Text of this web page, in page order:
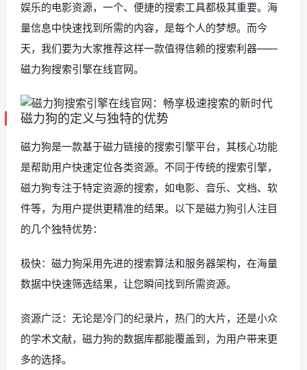
娱乐的电影资源，一个、便捷的搜索工具都极其重要。海
量信息中快速找到所需的内容，是每个人的梦想。而今
天，我们要为大家推荐这样一款值得信赖的搜索利器——
磁力狗搜索引擎在线官网。
磁力狗的定义与独特的优势
磁力狗是一款基于磁力链接的搜索引擎平台，其核心功能
是帮助用户快速定位各类资源。不同于传统的搜索引擎，
磁力狗专注于特定资源的搜索，如电影、音乐、文档、软
件等，为用户提供更精准的结果。以下是磁力狗引人注目
的几个独特优势：
极快：磁力狗采用先进的搜索算法和服务器架构，在海量
数据中快速筛选结果，让您瞬间找到所需资源。
资源广泛：无论是冷门的纪录片，热门的大片，还是小众
的学术文献，磁力狗的数据库都能覆盖到，为用户带来更
多的选择。